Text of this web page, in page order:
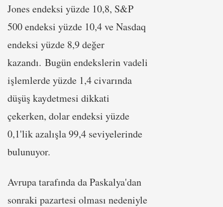
Jones endeksi yüzde 10,8, S&P
500 endeksi yüzde 10,4 ve Nasdaq
endeksi yüzde 8,9 değer
kazandı. Bugün endekslerin vadeli
işlemlerde yüzde 1,4 civarında
düşüş kaydetmesi dikkati
çekerken, dolar endeksi yüzde
0,1'lik azalışla 99,4 seviyelerinde
bulunuyor.
Avrupa tarafında da Paskalya'dan
sonraki pazartesi olması nedeniyle